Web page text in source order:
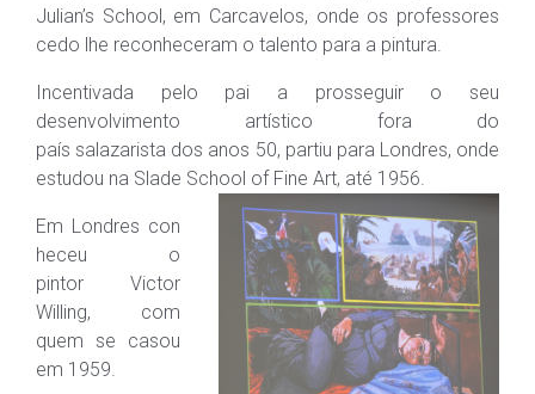
Julian’s School, em Carcavelos, onde os professores
cedo lhe reconheceram o talento para a pintura.
Incentivada pelo pai a prosseguir o seu
desenvolvimento artístico fora do
país salazarista dos anos 50, partiu para Londres, onde
estudou na Slade School of Fine Art, até 1956.
Em Londres con
heceu o
pintor Victor
Willing, com
quem se casou
em 1959.